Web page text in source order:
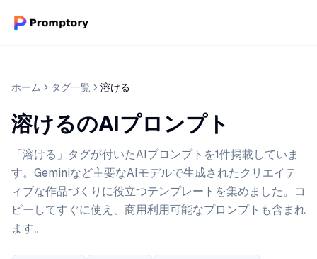
ホーム タグ一覧 溶ける
溶けるのAIプロンプト
「溶ける」タグが付いたAIプロンプトを1件掲載していま
す。Geminiなど主要なAIモデルで生成されたクリエイテ
ィブな作品づくりに役立つテンプレートを集めました。コ
ピーしてすぐに使え、商用利用可能なプロンプトも含まれ
ます。